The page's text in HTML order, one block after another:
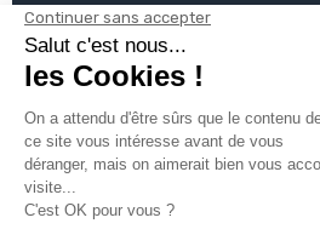
PLOMBSERVICE
INFOS PRATIQUES
VOTRE COMPTE